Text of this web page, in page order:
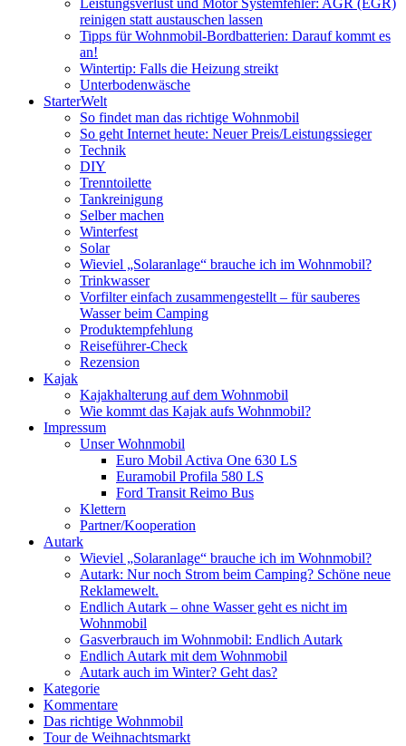
reinigen statt austauschen lassen
Tipps für Wohnmobil-Bordbatterien: Darauf kommt es
an!
Wintertip: Falls die Heizung streikt
Unterbodenwäsche
StarterWelt
So findet man das richtige Wohnmobil
So geht Internet heute: Neuer Preis/Leistungssieger
Technik
DIY
Trenntoilette
Tankreinigung
Selber machen
Winterfest
Solar
Wieviel „Solaranlage“ brauche ich im Wohnmobil?
Trinkwasser
Vorfilter einfach zusammengestellt – für sauberes
Wasser beim Camping
Produktempfehlung
Reiseführer-Check
Rezension
Kajak
Kajakhalterung auf dem Wohnmobil
Wie kommt das Kajak aufs Wohnmobil?
Impressum
Unser Wohnmobil
Euro Mobil Activa One 630 LS
Euramobil Profila 580 LS
Ford Transit Reimo Bus
Klettern
Partner/Kooperation
Autark
Wieviel „Solaranlage“ brauche ich im Wohnmobil?
Autark: Nur noch Strom beim Camping? Schöne neue
Reklamewelt.
Endlich Autark – ohne Wasser geht es nicht im
Wohnmobil
Gasverbrauch im Wohnmobil: Endlich Autark
Endlich Autark mit dem Wohnmobil
Autark auch im Winter? Geht das?
Kategorie
Kommentare
Das richtige Wohnmobil
Tour de Weihnachtsmarkt